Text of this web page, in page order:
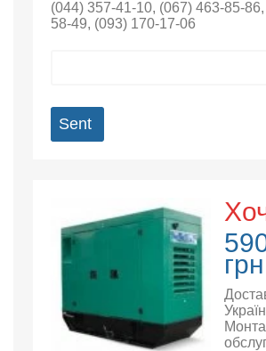
(044) 357-41-10, (067) 463-85-86,
58-49, (093) 170-17-06
Sent
грн